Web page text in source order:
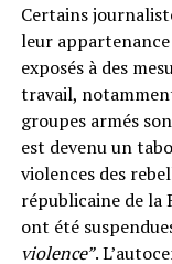
Certains
leur
exposés à des
travail,
groupes armés
est devenu un
violences des
républicaine de la
ont été
violence”.